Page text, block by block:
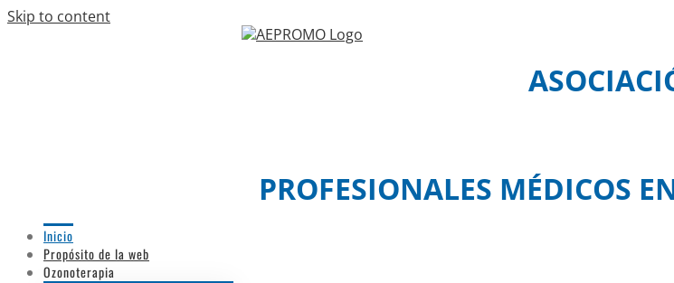
Skip to content
PROFESIONALES MÉDICOS
Inicio
Propósito de la web
Ozonoterapia